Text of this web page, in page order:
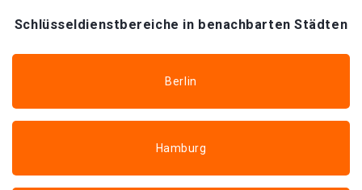
Schlüsseldienstbereiche in benachbarten Städten
Berlin
Hamburg